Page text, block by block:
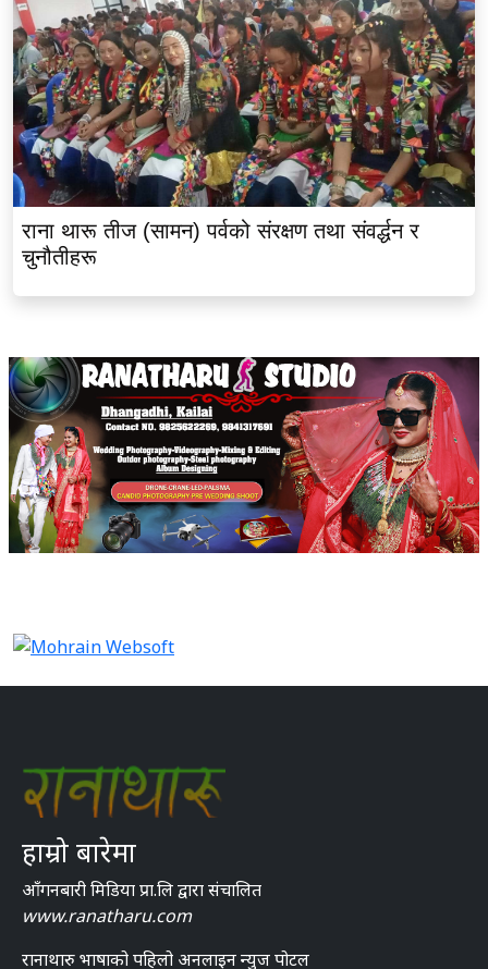
राना थारू तीज (सामन) पर्वको संरक्षण तथा संवर्द्धन र
चुनौतीहरू
हाम्रो बारेमा
आँगनबारी मिडिया प्रा.लि द्वारा संचालित
www.ranatharu.com
रानाथारु भाषाको पहिलो अनलाइन न्युज पोटल